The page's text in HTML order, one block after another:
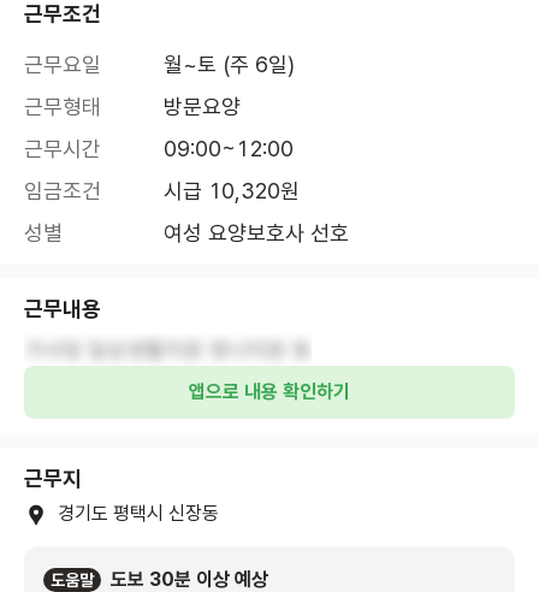
근무조건
근무요일
월~토 (주 6일)
근무형태
방문요양
근무시간
09:00~12:00
임금조건
시급 10,320원
성별
여성 요양보호사 선호
근무내용
앱으로 내용 확인하기
근무지
경기도 평택시 신장동
도움말 도보 30분 이상 예상